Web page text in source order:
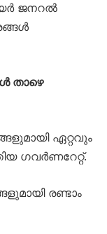
ജനറൽ
താഴെ
ഏറ്റവും
ഗവർണറേറ്റ്.
രണ്ടാം